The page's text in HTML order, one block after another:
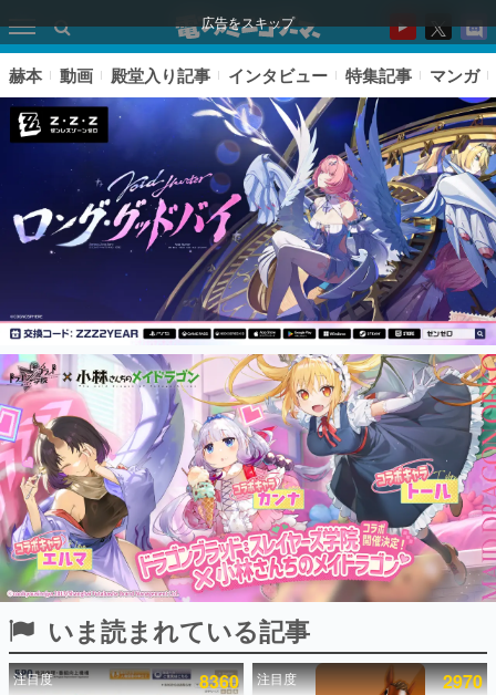
広告をスキップ
ピックアップ
電ファミのいま読まれている記事ランキング
アプリセール情報
インタビュー
連載・特集一覧
殿堂入り記事
SNS拡散数が数千以上！ ページビュー数万以上！ などな
ど。多くの人々に読まれた、電ファミ渾身の“殿堂入り”記
事をまとめました。
赫本 動画 殿堂入り記事 インタビュー 特集記事 マンガ
いま読まれている記事
注目度 8360 注目度 2970